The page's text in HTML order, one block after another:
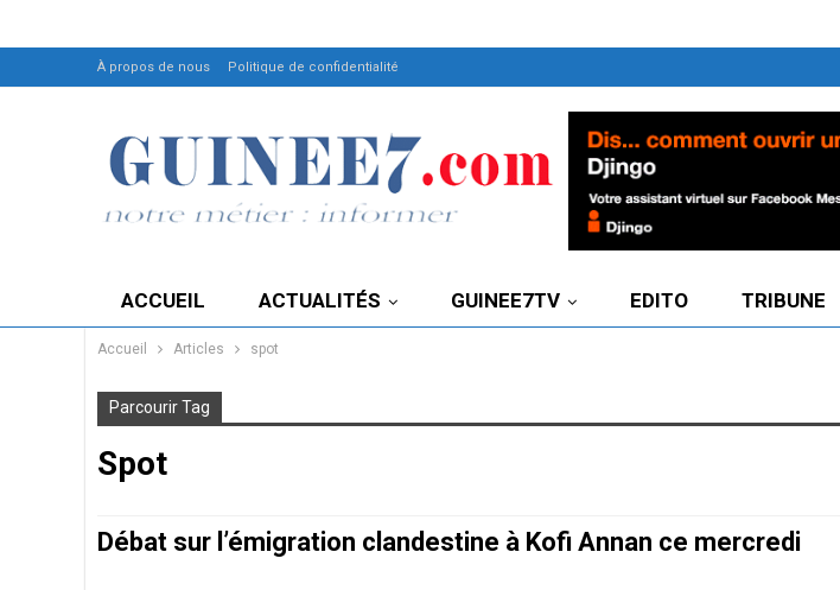
À propos de nous Politique de confidentialité
ACCUEIL ACTUALITÉS GUINEE7TV EDITO TRIBUNE
Accueil Articles spot
Parcourir Tag
Spot
Débat sur l’émigration clandestine à Kofi Annan ce mercredi